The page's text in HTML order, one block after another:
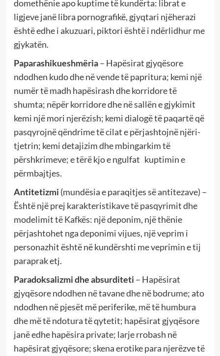
domethënie apo kuptime të kundërta: librat e
ligjeve janë libra pornografikë, gjyqtari njëherazi
është edhe i akuzuari, piktori është i ndërlidhur me
gjykatën.
Paparashikueshmëria– Hapësirat gjyqësore
ndodhen kudo dhe në vende të papritura; kemi një
numër të madh hapësirash dhe korridore të
shumta; nëpër korridore dhe në sallën e gjykimit
kemi një mori njerëzish; kemi dialogë të paqartë që
pasqyrojnë qëndrime të cilat e përjashtojnë njëri-
tjetrin; kemi detajizim dhe mbingarkim të
përshkrimeve; e tërë kjo e ngulfat kuptimin e
përmbajtjes.
Antitetizmi (mundësia e paraqitjes së antitezave) –
Është një prej karakteristikave të pasqyrimit dhe
modelimit të Kafkës: një deponim, një thënie
përjashtohet nga deponimi vijues, një veprim i
personazhit është në kundërshti me veprimin e tij
paraprak etj.
Paradoksalizmi dhe absurditeti – Hapësirat
gjyqësore ndodhen në tavane dhe në bodrume; ato
ndodhen në pjesët më periferike, më të humbura
dhe më të ndotura të qytetit; hapësirat gjyqësore
janë edhe hapësira private; larje rrobash në
hapësirat gjyqësore; skena erotike para njerëzve të